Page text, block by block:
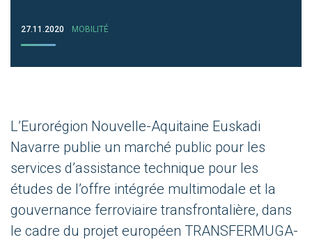
27.11.2020 MOBILITÉ
L’Eurorégion Nouvelle-Aquitaine Euskadi
Navarre publie un marché public pour les
services d’assistance technique pour les
études de l’offre intégrée multimodale et la
gouvernance ferroviaire transfrontalière, dans
le cadre du projet européen TRANSFERMUGA-